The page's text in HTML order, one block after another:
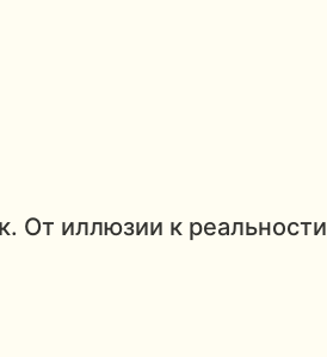
От иллюзии к реальности